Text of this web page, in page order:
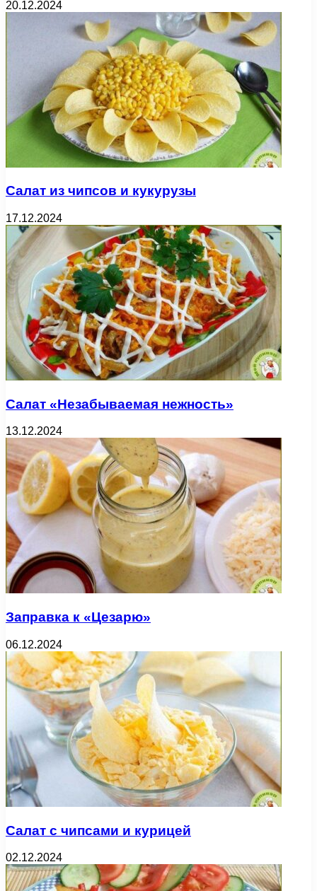
20.12.2024
Салат из чипсов и кукурузы
17.12.2024
Салат «Незабываемая нежность»
13.12.2024
Заправка к «Цезарю»
06.12.2024
Салат с чипсами и курицей
02.12.2024